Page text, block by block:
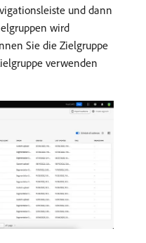
und dann
wird
Sie die Zielgruppe
verwenden